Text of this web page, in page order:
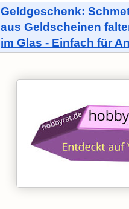
Geldgeschenk:
aus Geldscheinen
im Glas - Einfach für